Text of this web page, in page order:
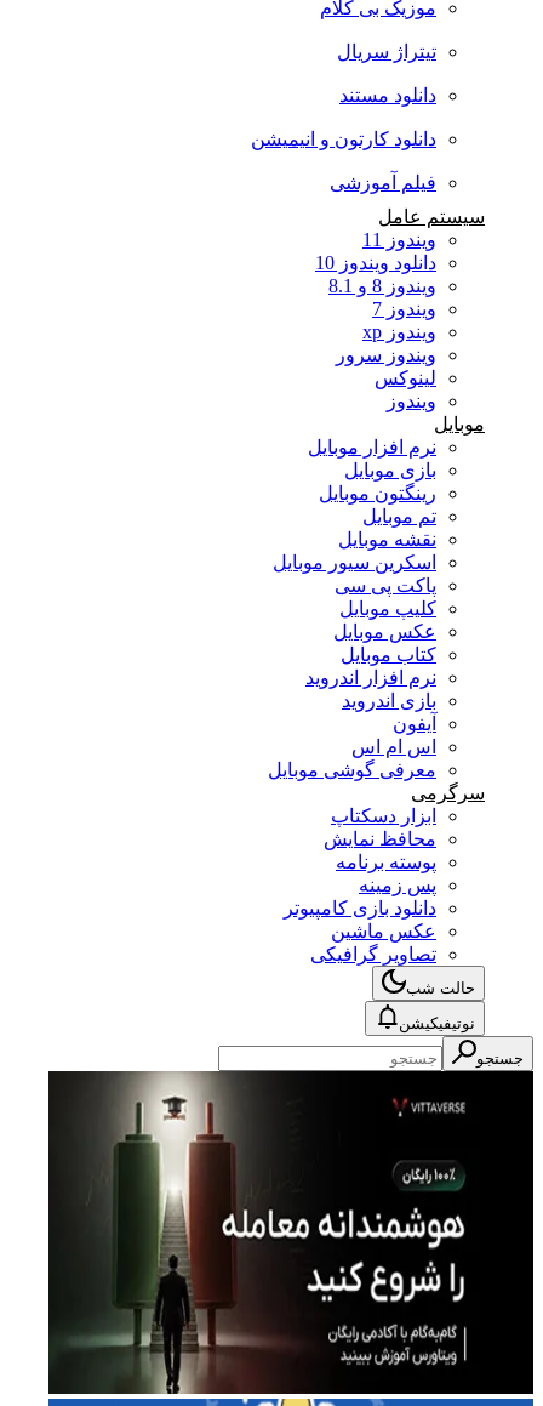
موزیک بی کلام
تیتراژ سریال
دانلود مستند
دانلود کارتون و انیمیشن
فیلم آموزشی
سیستم عامل
ویندوز 11
دانلود ویندوز 10
ویندوز 8 و 8.1
ویندوز 7
ویندوز xp
ویندوز سرور
لینوکس
ویندوز
موبایل
نرم افزار موبایل
بازی موبایل
رینگتون موبایل
تم موبایل
نقشه موبایل
اسکرین سیور موبایل
پاکت پی سی
کلیپ موبایل
عکس موبایل
کتاب موبایل
نرم افزار اندروید
بازی اندروید
آیفون
اس ام اس
معرفی گوشی موبایل
سرگرمی
ابزار دسکتاپ
محافظ نمایش
پوسته برنامه
پس زمینه
دانلود بازی کامپیوتر
عکس ماشین
تصاویر گرافیکی
حالت شب
نوتیفیکیشن
جستجو